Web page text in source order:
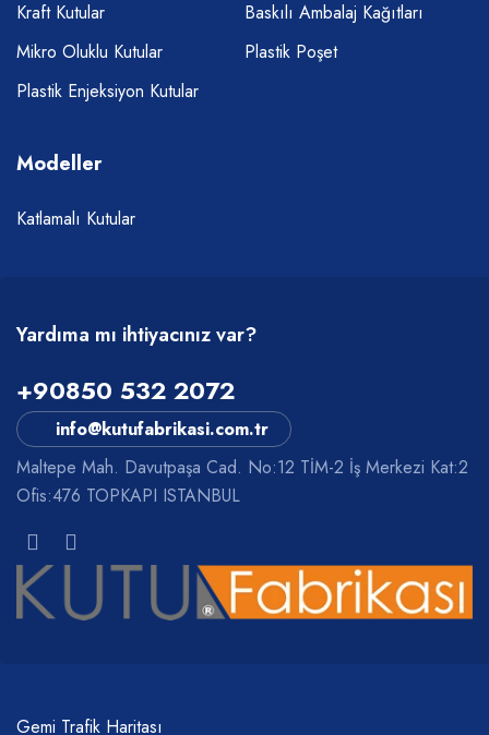
Kraft Kutular
Mikro Oluklu Kutular
Plastik Enjeksiyon Kutular
Baskılı Ambalaj Kağıtları
Plastik Poşet
Modeller
Katlamalı Kutular
Yardıma mı ihtiyacınız var?
+90850 532 2072
info@kutufabrikasi.com.tr
Maltepe Mah. Davutpaşa Cad. No:12 TİM-2 İş Merkezi Kat:2
Ofis:476 TOPKAPI ISTANBUL
Gemi Trafik Haritası